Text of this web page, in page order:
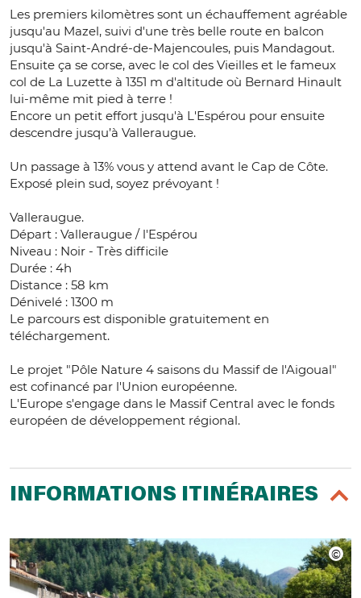
Les premiers kilomètres sont un échauffement agréable
jusqu'au Mazel, suivi d'une très belle route en balcon
jusqu'à Saint-André-de-Majencoules, puis Mandagout.
Ensuite ça se corse, avec le col des Vieilles et le fameux
col de La Luzette à 1351 m d'altitude où Bernard Hinault
lui-même mit pied à terre !
Encore un petit effort jusqu'à L'Espérou pour ensuite
descendre jusqu’à Valleraugue.
Un passage à 13% vous y attend avant le Cap de Côte.
Exposé plein sud, soyez prévoyant !
Valleraugue.
Départ : Valleraugue / l'Espérou
Niveau : Noir - Très difficile
Durée : 4h
Distance : 58 km
Dénivelé : 1300 m
Le parcours est disponible gratuitement en
téléchargement.
Le projet "Pôle Nature 4 saisons du Massif de l'Aigoual"
est cofinancé par l'Union européenne.
L'Europe s'engage dans le Massif Central avec le fonds
européen de développement régional.
INFORMATIONS ITINÉRAIRES